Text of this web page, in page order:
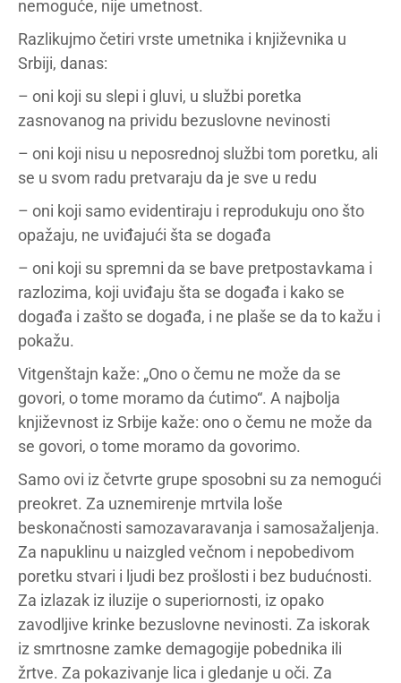
nemoguće, nije umetnost.
Razlikujmo četiri vrste umetnika i književnika u
Srbiji, danas:
– oni koji su slepi i gluvi, u službi poretka
zasnovanog na prividu bezuslovne nevinosti
– oni koji nisu u neposrednoj službi tom poretku, ali
se u svom radu pretvaraju da je sve u redu
– oni koji samo evidentiraju i reprodukuju ono što
opažaju, ne uviđajući šta se događa
– oni koji su spremni da se bave pretpostavkama i
razlozima, koji uviđaju šta se događa i kako se
događa i zašto se događa, i ne plaše se da to kažu i
pokažu.
Vitgenštajn kaže: „Ono o čemu ne može da se
govori, o tome moramo da ćutimo“. A najbolja
književnost iz Srbije kaže: ono o čemu ne može da
se govori, o tome moramo da govorimo.
Samo ovi iz četvrte grupe sposobni su za nemogući
preokret. Za uznemirenje mrtvila loše
beskonačnosti samozavaravanja i samosažaljenja.
Za napuklinu u naizgled večnom i nepobedivom
poretku stvari i ljudi bez prošlosti i bez budućnosti.
Za izlazak iz iluzije o superiornosti, iz opako
zavodljive krinke bezuslovne nevinosti. Za iskorak
iz smrtnosne zamke demagogije pobednika ili
žrtve. Za pokazivanje lica i gledanje u oči. Za